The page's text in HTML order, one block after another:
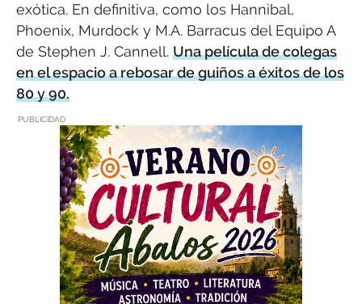
exótica. En definitiva, como los Hannibal,
Phoenix, Murdock y M.A. Barracus del Equipo A
de Stephen J. Cannell. Una película de colegas
en el espacio a rebosar de guiños a éxitos de los
80 y 90.
PUBLICIDAD